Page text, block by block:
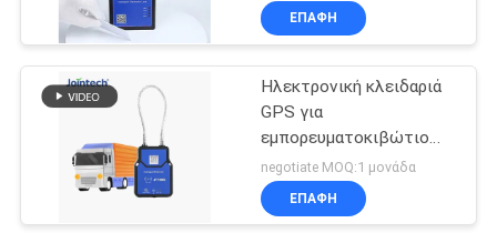
ΕΠΑΦΉ
Ηλεκτρονική κλειδαριά
GPS για
εμπορευματοκιβώτιο
φορτηγών
negotiate MOQ:1 μονάδα
ΕΠΑΦΉ